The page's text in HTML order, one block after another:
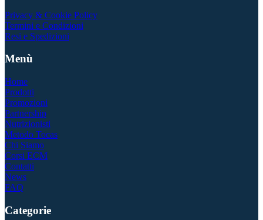
Privacy & Cookie Policy
Termini e Condizioni
Resi e Spedizioni
Menù
Home
Prodotti
Promozioni
Partnership
Nutrizionisti
Metodo Tocas
Chi Siamo
Corsi ECM
Contatti
News
FAQ
Categorie